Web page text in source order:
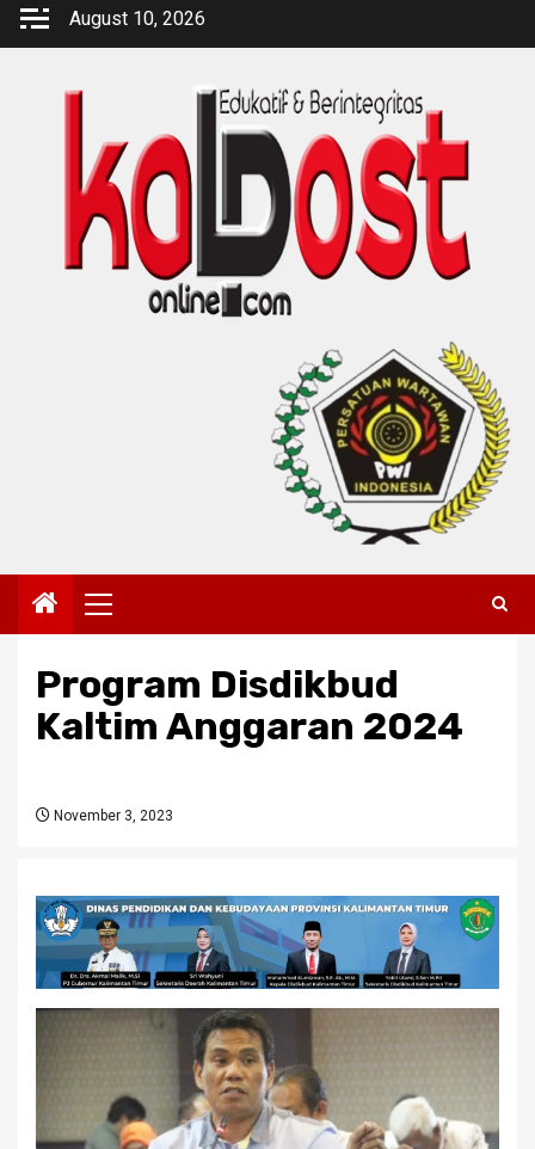
Skip
August 10, 2026
Primary
Menu
Program Disdikbud
Kaltim Anggaran 2024
November 3, 2023